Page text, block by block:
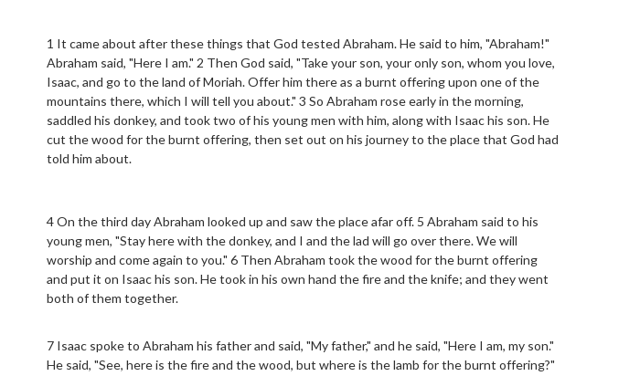
1 It came about after these things that God tested Abraham. He said to him, "Abraham!"
Abraham said, "Here I am." 2 Then God said, "Take your son, your only son, whom you love,
Isaac, and go to the land of Moriah. Offer him there as a burnt offering upon one of the
mountains there, which I will tell you about." 3 So Abraham rose early in the morning,
saddled his donkey, and took two of his young men with him, along with Isaac his son. He
cut the wood for the burnt offering, then set out on his journey to the place that God had
told him about.
4 On the third day Abraham looked up and saw the place afar off. 5 Abraham said to his
young men, "Stay here with the donkey, and I and the lad will go over there. We will
worship and come again to you." 6 Then Abraham took the wood for the burnt offering
and put it on Isaac his son. He took in his own hand the fire and the knife; and they went
both of them together.
7 Isaac spoke to Abraham his father and said, "My father," and he said, "Here I am, my son."
He said, "See, here is the fire and the wood, but where is the lamb for the burnt offering?"